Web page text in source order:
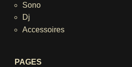
Sono
Dj
Accessoires
PAGES